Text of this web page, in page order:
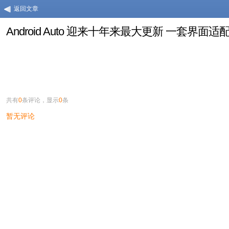
返回文章
Android Auto 迎来十年来最大更新 一套界面适
共有0条评论，显示0条
暂无评论